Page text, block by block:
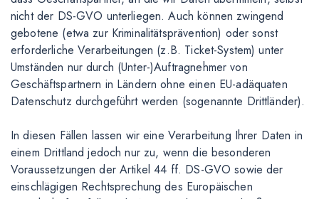
nicht der DS-GVO unterliegen. Auch können zwingend
gebotene (etwa zur Kriminalitätsprävention) oder sonst
erforderliche Verarbeitungen (z.B. Ticket-System) unter
Umständen nur durch (Unter-)Auftragnehmer von
Geschäftspartnern in Ländern ohne einen EU-adäquaten
Datenschutz durchgeführt werden (sogenannte Drittländer).
In diesen Fällen lassen wir eine Verarbeitung Ihrer Daten in
einem Drittland jedoch nur zu, wenn die besonderen
Voraussetzungen der Artikel 44 ff. DS-GVO sowie der
einschlägigen Rechtsprechung des Europäischen